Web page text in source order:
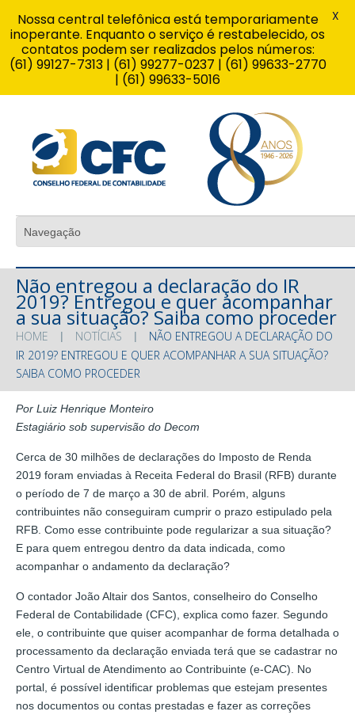
Não entregou a declaração do IR
2019? Entregou e quer acompanhar
a sua situação? Saiba como proceder
HOME NOTÍCIAS
NÃO ENTREGOU A DECLARAÇÃO DO
IR 2019? ENTREGOU E QUER ACOMPANHAR A SUA SITUAÇÃO?
SAIBA COMO PROCEDER
Por Luiz Henrique Monteiro
Estagiário sob supervisão do Decom
Cerca de 30 milhões de declarações do Imposto de Renda
2019 foram enviadas à Receita Federal do Brasil (RFB) durante
o período de 7 de março a 30 de abril. Porém, alguns
contribuintes não conseguiram cumprir o prazo estipulado pela
RFB. Como esse contribuinte pode regularizar a sua situação?
E para quem entregou dentro da data indicada, como
acompanhar o andamento da declaração?
O contador João Altair dos Santos, conselheiro do Conselho
Federal de Contabilidade (CFC), explica como fazer. Segundo
ele, o contribuinte que quiser acompanhar de forma detalhada o
processamento da declaração enviada terá que se cadastrar no
Centro Virtual de Atendimento ao Contribuinte (e-CAC). No
portal, é possível identificar problemas que estejam presentes
nos documentos ou contas prestadas e fazer as correções
Nossa central telefônica está temporariamente
inoperante. Enquanto o serviço é restabelecido, os
contatos podem ser realizados pelos números:
(61) 99127-7313 | (61) 99277-0237 | (61) 99633-2770
| (61) 99633-5016
X